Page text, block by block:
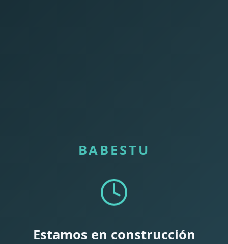
BABESTU
Estamos en construcción